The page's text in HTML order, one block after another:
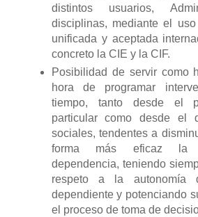
distintos usuarios,
disciplinas, mediante el
unificada y aceptada
concreto la CIE y la CIF.
Posibilidad de servir como
hora de programar
tiempo, tanto desde el
particular como desde el
sociales, tendentes a
forma más eficaz la
dependencia, teniendo
respeto a la autonomía
dependiente y potenciando
el proceso de toma de